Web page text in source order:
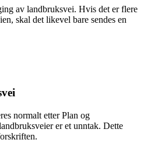
av landbruksvei. Hvis det er flere
skal det likevel bare sendes en
normalt etter Plan og
er et unntak. Dette